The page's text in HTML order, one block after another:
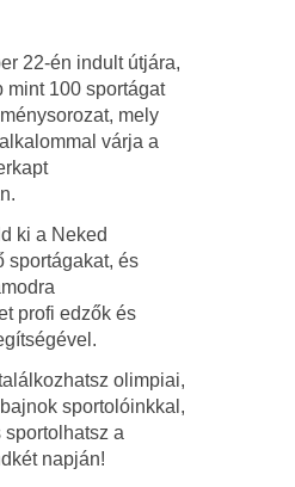
22-én indult útjára,
mint 100 sportágat
mely
várja a
ki a Neked
sportágakat, és
profi edzők és
olimpiai,
sportolóinkkal,
a
napján!